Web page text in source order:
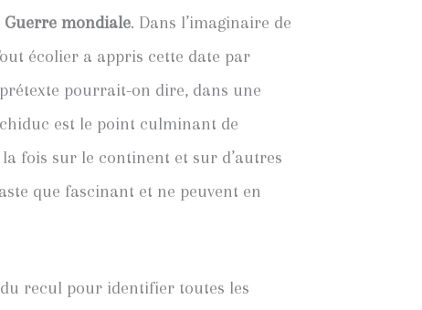
Guerre mondiale. Dans l’imaginaire de
écolier a appris cette date par
pourrait-on dire, dans une
est le point culminant de
fois sur le continent et sur d’autres
que fascinant et ne peuvent en
recul pour identifier toutes les